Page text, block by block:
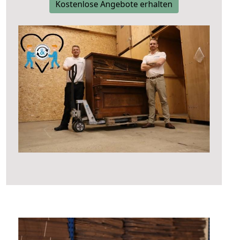
Kostenlose Angebote erhalten